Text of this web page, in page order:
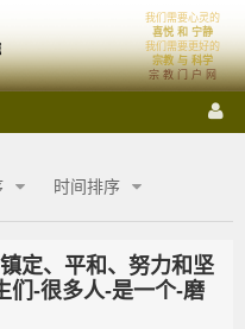
我们需要心灵的
喜悦 和 宁静
我们需要更好的
宗教 与 科学
宗 教 门 户 网
宗教艺术 宗教影音
时间排序
定、平和、努力和坚
们-很多人-是一个-磨